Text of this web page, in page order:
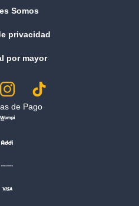
Somos
privacidad
por mayor
de Pago